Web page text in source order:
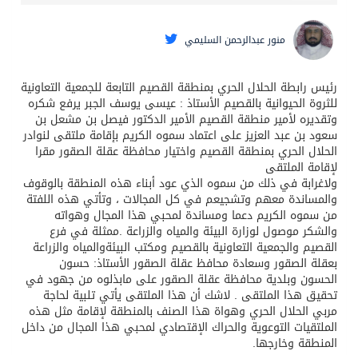
منور عبدالرحمن السليمي
رئيس رابطة الحلال الحري بمنطقة القصيم التابعة للجمعية التعاونية
للثروة الحيوانية بالقصيم الأستاذ : عيسى يوسف الجبر يرفع شكره
وتقديره لأمير منطقة القصيم الأمير الدكتور فيصل بن مشعل بن
سعود بن عبد العزيز على اعتماد سموه الكريم بإقامة ملتقى لنوادر
الحلال الحري بمنطقة القصيم واختيار محافظة عقلة الصقور مقرا
لإقامة الملتقى
ولاغرابة في ذلك من سموه الذي عود أبناء هذه المنطقة بالوقوف
والمساندة معهم وتشجيعم في كل المجالات ، وتأتي هذه اللفتة
من سموه الكريم دعما ومساندة لمحبي هذا المجال وهواته
والشكر موصول لوزارة البيئة والمياه والزراعة .ممثلة في فرع
القصيم والجمعية التعاونية بالقصيم ومكتب البيئةوالمياه والزراعة
بعقلة الصقور وسعادة محافظ عقلة الصقور الأستاذ: حسون
الحسون وبلدية محافظة عقلة الصقور على مابذلوه من جهود في
تحقيق هذا الملتقى . لاشك أن هذا الملتقى يأتي تلبية لحاجة
مربي الحلال الحري وهواة هذا الصنف بالمنطقة لإقامة مثل هذه
الملتقيات التوعوية والحراك الإقتصادي لمحبي هذا المجال من داخل
المنطقة وخارجها.